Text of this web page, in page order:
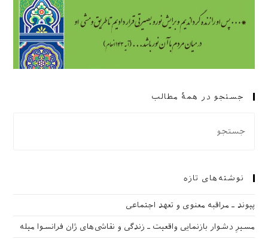
جستجو در همهٔ مطالب
نوشته‌های تازه
پیوند ـ مراقبه‌ معنوی و تعهد اجتماعی
مسیرِ دشوار بازنمایی واقعیت ـ زندگی و نقاشی‌های ژان فرانسوا میله